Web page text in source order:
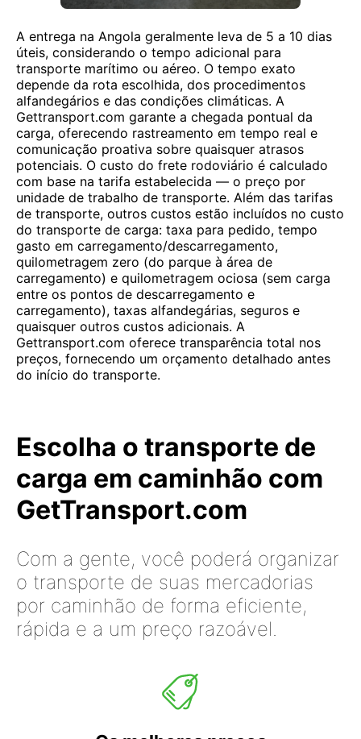
A entrega na Angola geralmente leva de 5 a 10 dias
úteis, considerando o tempo adicional para
transporte marítimo ou aéreo. O tempo exato
depende da rota escolhida, dos procedimentos
alfandegários e das condições climáticas. A
Gettransport.com garante a chegada pontual da
carga, oferecendo rastreamento em tempo real e
comunicação proativa sobre quaisquer atrasos
potenciais. O custo do frete rodoviário é calculado
com base na tarifa estabelecida — o preço por
unidade de trabalho de transporte. Além das tarifas
de transporte, outros custos estão incluídos no custo
do transporte de carga: taxa para pedido, tempo
gasto em carregamento/descarregamento,
quilometragem zero (do parque à área de
carregamento) e quilometragem ociosa (sem carga
entre os pontos de descarregamento e
carregamento), taxas alfandegárias, seguros e
quaisquer outros custos adicionais. A
Gettransport.com oferece transparência total nos
preços, fornecendo um orçamento detalhado antes
do início do transporte.
Escolha o transporte de
carga em caminhão com
GetTransport.com
Com a gente, você poderá organizar
o transporte de suas mercadorias
por caminhão de forma eficiente,
rápida e a um preço razoável.